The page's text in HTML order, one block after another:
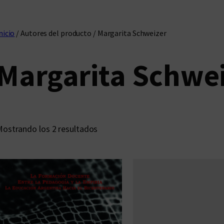
/ Autores del producto / Margarita Schweizer
los 2 resultados
e
n
a
d